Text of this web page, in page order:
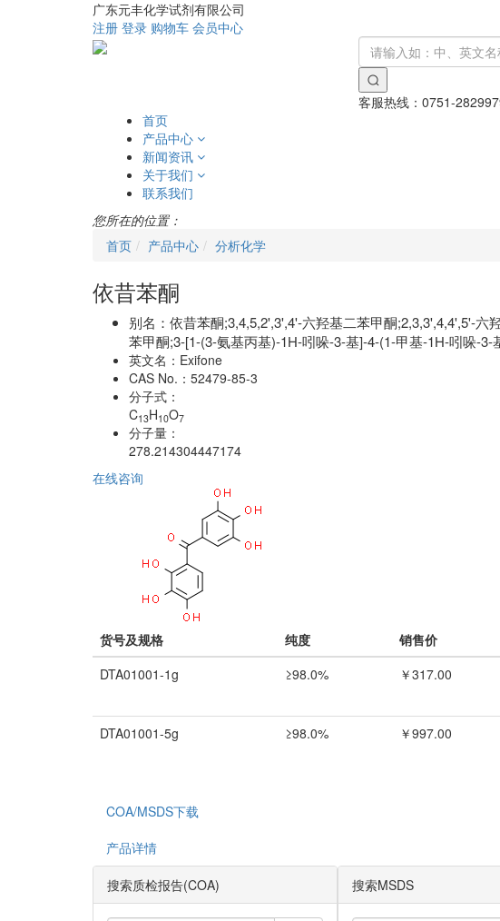
广东元丰化学试剂有限公司
注册 登录 购物车 会员中心
客服热线： 0751-
首页
产品中心
新闻资讯
关于我们
联系我们
您所在的位置：
首页
产品中心 分析化学
依昔苯酮
别名： 依昔苯酮;3,4,5,2',3',4'-六羟基二苯甲酮;2,3,3',4,4',5'-六
苯甲酮;3-[1-(3-氨基丙基)-1H-吲哚-3-基]-4-(1-甲基-1H-吲哚-
英文名： Exifone
CAS No.： 52479-85-3
分子式：
C13H10O7
分子量：
278.214304447174
在线咨询
货号及规格 纯度 销售价
DTA01001-1g
≥98.0% ￥317.00
DTA01001-5g ≥98.0% ￥997.00
COA/MSDS下载
产品详情
搜索质检报告(COA) 搜索MSDS